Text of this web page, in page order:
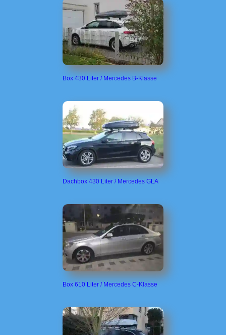
Box 430 Liter / Mercedes B-Klasse
Dachbox 430 Liter / Mercedes GLA
Box 610 Liter / Mercedes C-Klasse